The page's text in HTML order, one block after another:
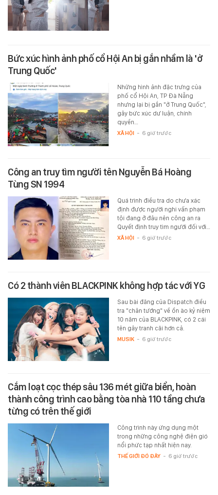
Bức xúc hình ảnh phố cổ Hội An bị gắn nhầm là 'ở
Trung Quốc'
Những hình ảnh đặc trưng của
phố cổ Hội An, TP Đà Nẵng
nhưng lại bị gắn "ở Trung Quốc",
gây bức xúc dư luận, chính
quyền…
XÃ HỘI - 6 giờ trước
Công an truy tìm người tên Nguyễn Bá Hoàng
Tùng SN 1994
Quá trình điều tra do chưa xác
định được người nghi vấn phạm
tội đang ở đâu nên công an ra
Quyết định truy tìm người đối với…
XÃ HỘI - 6 giờ trước
Có 2 thành viên BLACKPINK không hợp tác với YG
Sau bài đăng của Dispatch điều
tra "chân tướng" về ồn ào kỷ niệm
10 năm của BLACKPINK, có 2 cái
tên gây tranh cãi hơn cả.
MUSIK - 6 giờ trước
Cắm loạt cọc thép sâu 136 mét giữa biển, hoàn
thành công trình cao bằng tòa nhà 110 tầng chưa
từng có trên thế giới
Công trình này ứng dụng một
trong những công nghệ điện gió
nổi phức tạp nhất hiện nay.
THẾ GIỚI ĐÓ ĐÂY - 6 giờ trước